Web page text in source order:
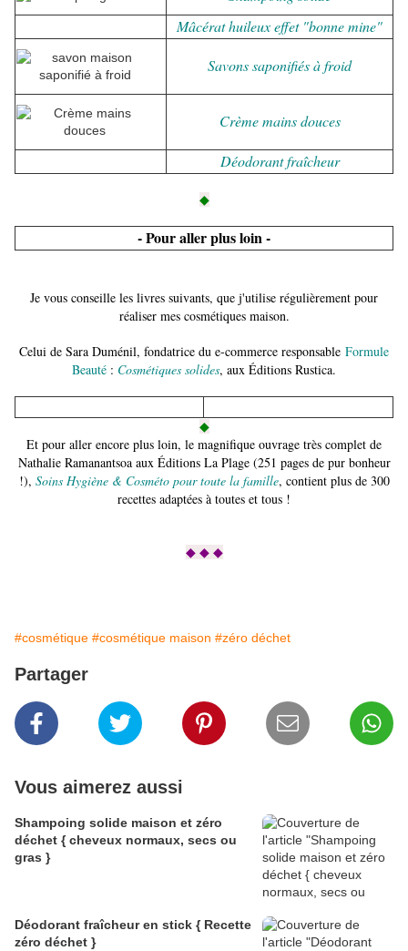
Mâcérat huileux effet "bonne mine"
Savons saponifiés à froid
Crème mains douces
Déodorant fraîcheur
◆
- Pour aller plus loin -
Je vous conseille les livres suivants, que j'utilise régulièrement pour
réaliser mes cosmétiques maison.
Celui de Sara Duménil, fondatrice du e-commerce responsable Formule
Beauté : Cosmétiques solides, aux Éditions Rustica.
◆
Et pour aller encore plus loin, le magnifique ouvrage très complet de
Nathalie Ramanantsoa aux Éditions La Plage (251 pages de pur bonheur
!), Soins Hygiène & Cosméto pour toute la famille, contient plus de 300
recettes adaptées à toutes et tous !
◆ ◆ ◆
#cosmétique #cosmétique maison #zéro déchet
Partager
Vous aimerez aussi
Shampoing solide maison et zéro
déchet { cheveux normaux, secs ou
gras }
Déodorant fraîcheur en stick { Recette
zéro déchet }